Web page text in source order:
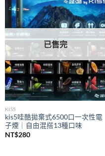
Add to
wishlist
已售完
KIS5
kis5哇酷拋棄式6500口一次性電
子煙｜自由混搭13種口味
NT$280